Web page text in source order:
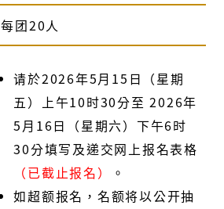
每团20人
请於2026年5月15日（星期
五）上午10时30分至 2026年
5月16日（星期六）下午6时
30分填写及递交网上报名表格
（已截止报名）
。
如超额报名，名额将以公开抽